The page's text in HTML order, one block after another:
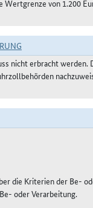
Wertgrenze von 1.200
nicht erbracht
die Kriterien der Be-
oder Verarbeitung.